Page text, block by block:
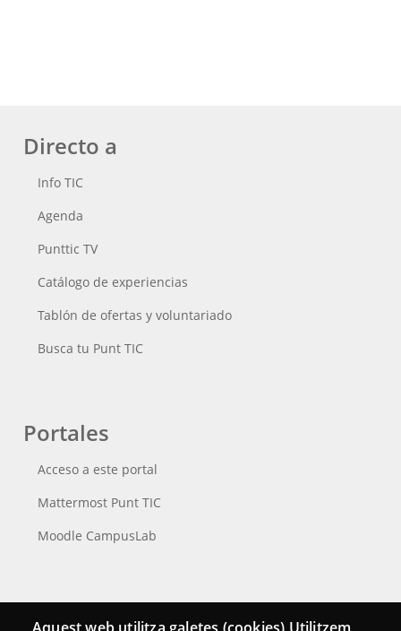
Directo a
Info TIC
Agenda
Punttic TV
Catálogo de experiencias
Tablón de ofertas y voluntariado
Busca tu Punt TIC
Portales
Acceso a este portal
Mattermost Punt TIC
Moodle CampusLab
Conecta